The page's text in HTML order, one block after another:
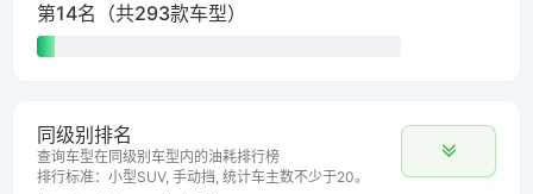
第14名（共293款车型）
同级别排名
查询车型在同级别车型内的油耗排行榜
排行标准：小型SUV, 手动挡, 统计车主数不少于20。